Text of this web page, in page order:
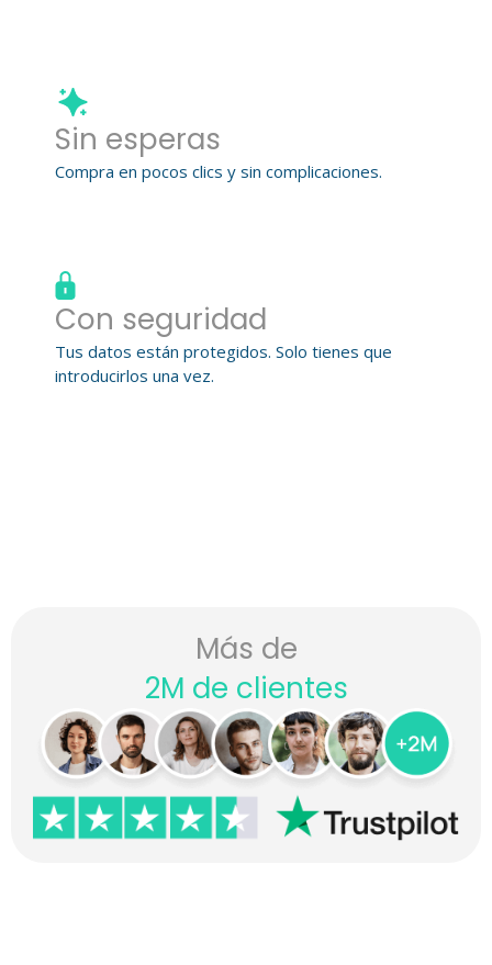
Sin esperas
Compra en pocos clics y sin complicaciones.
Con seguridad
Tus datos están protegidos. Solo tienes que
introducirlos una vez.
Más de
2M de clientes